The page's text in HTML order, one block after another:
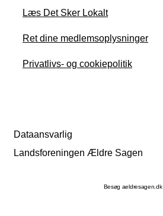
Læs Det Sker Lokalt
Ret dine medlemsoplysninger
Privatlivs- og cookiepolitik
Dataansvarlig
Landsforeningen Ældre Sagen
Besøg aeldresagen.dk